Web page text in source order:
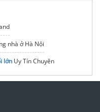
nhà ở Hà Nội
lớn Uy Tín Chuyên